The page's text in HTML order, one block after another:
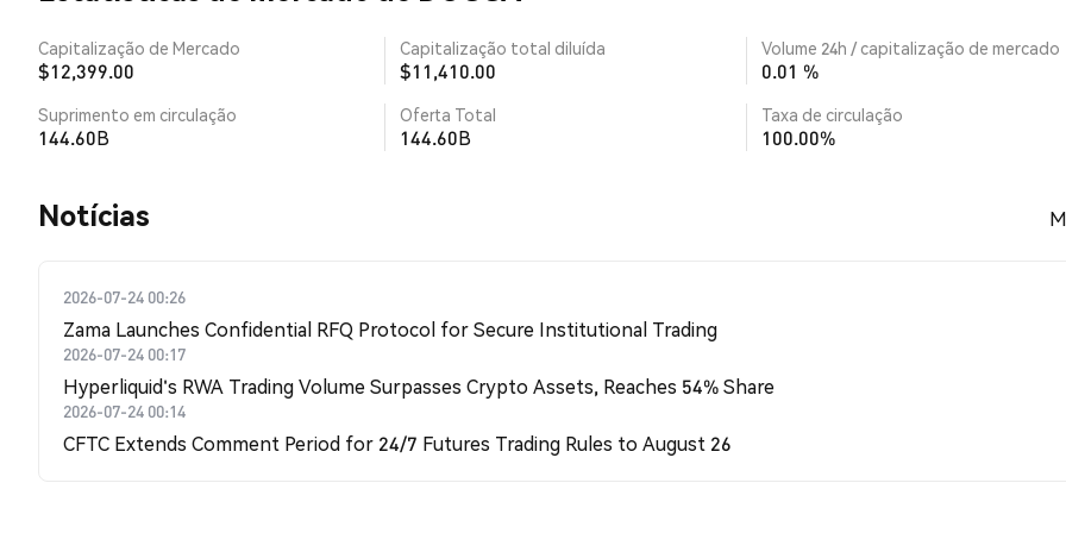
Capitalização de Mercado
$12,399.00
Capitalização total diluída
$11,410.00
Volume 24h / capitalização de mercado
0.01 %
Suprimento em circulação
144.60B
Oferta Total
144.60B
Taxa de circulação
100.00%
​​Notícias​​
2026-07-24 00:26
Zama Launches Confidential RFQ Protocol for Secure Institutional Trading
2026-07-24 00:17
Hyperliquid's RWA Trading Volume Surpasses Crypto Assets, Reaches 54% Share
2026-07-24 00:14
CFTC Extends Comment Period for 24/7 Futures Trading Rules to August 26